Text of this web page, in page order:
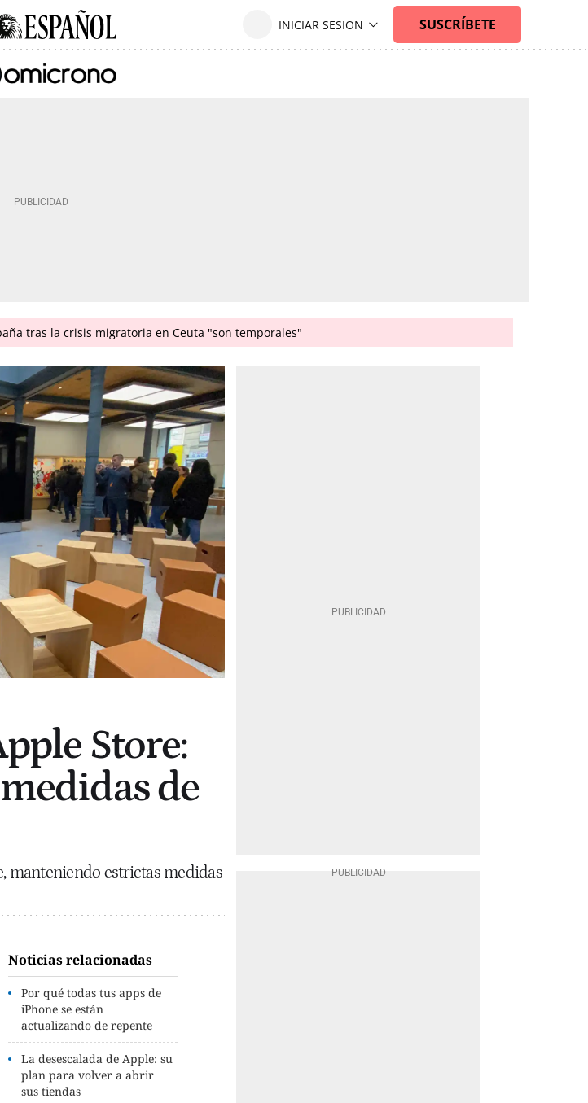
tras la crisis migratoria en Ceuta "son temporales"
Store:
de
manteniendo estrictas medidas
Noticias relacionadas
Por qué todas tus apps de
iPhone se están
actualizando de repente
La desescalada de Apple: su
plan para volver a abrir
sus tiendas